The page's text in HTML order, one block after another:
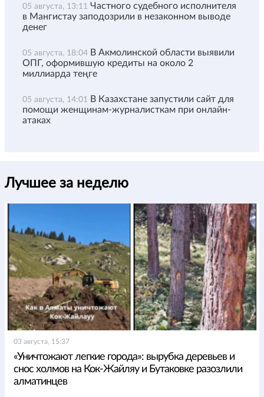
05 августа, 13:11 Частного судебного исполнителя
в Мангистау заподозрили в незаконном выводе
денег
05 августа, 18:04 В Акмолинской области выявили
ОПГ, оформившую кредиты на около 2
миллиарда теңге
05 августа, 14:01
В Казахстане запустили сайт для
помощи женщинам-журналисткам при онлайн-
атаках
Лучшее за неделю
03 августа, 15:37
«Уничтожают легкие города»: вырубка деревьев и
снос холмов на Кок-Жайляу и Бутаковке разозлили
алматинцев